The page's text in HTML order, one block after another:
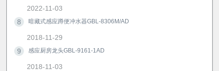
2022-11-03
8
暗藏式感应蹲便冲水器GBL-8306M/AD
2018-11-29
9
感应厨房龙头GBL-9161-1AD
2018-11-03